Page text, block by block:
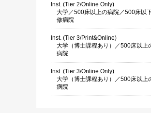
Inst. (Tier 2/Online Only)
大学／500床以上の病院／500床以
修病院
Inst. (Tier 3/Print&Online)
大学（博士課程あり）／500床以上
病院
Inst. (Tier 3/Online Only)
大学（博士課程あり）／500床以上
病院